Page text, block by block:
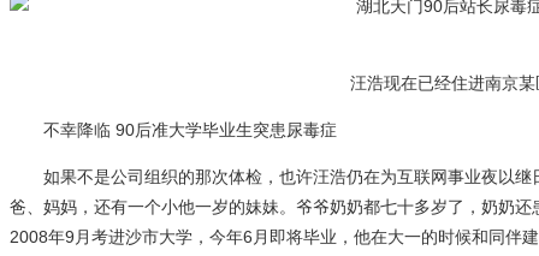
汪浩现在已经住进南京某
不幸降临 90后准大学毕业生突患尿毒症
如果不是公司组织的那次体检，也许汪浩仍在为互联网事业夜以继
爸、妈妈，还有一个小他一岁的妹妹。爷爷奶奶都七十多岁了，奶奶
2008年9月考进沙市大学，今年6月即将毕业，他在大一的时候和同